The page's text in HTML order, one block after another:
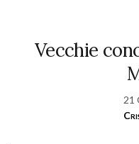
Vecchie
21